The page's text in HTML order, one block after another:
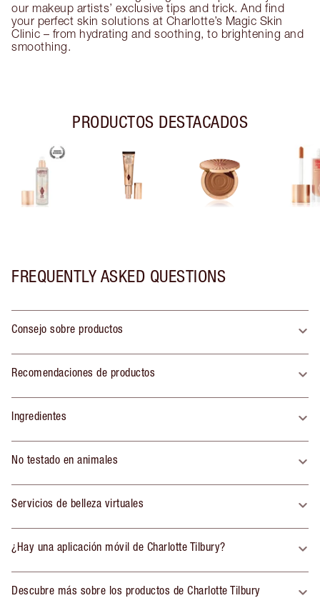
our makeup artists’ exclusive tips and trick. And find
your perfect skin solutions at Charlotte’s Magic Skin
Clinic – from hydrating and soothing, to brightening and
smoothing.
PRODUCTOS DESTACADOS
FREQUENTLY ASKED QUESTIONS
Consejo sobre productos
Recomendaciones de productos
Ingredientes
No testado en animales
Servicios de belleza virtuales
¿Hay una aplicación móvil de Charlotte Tilbury?
Descubre más sobre los productos de Charlotte Tilbury